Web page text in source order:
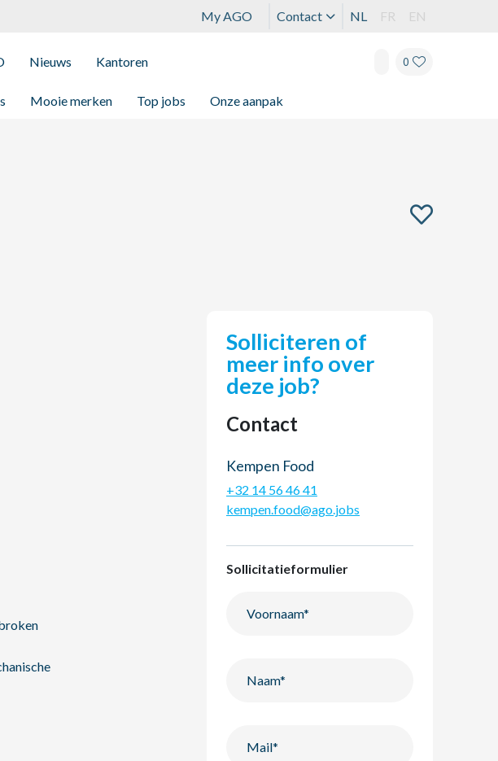
My AGO Contact NL FR EN
Mooie merken Top jobs Onze aanpak
Nieuws Kantoren 0
Solliciteren of
meer info over
deze job?
Contact
Kempen Food
+32 14 56 46 41
kempen.food@ago.jobs
Sollicitatieformulier